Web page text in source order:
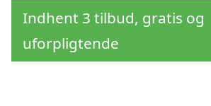
Indhent 3 tilbud, gratis og
uforpligtende